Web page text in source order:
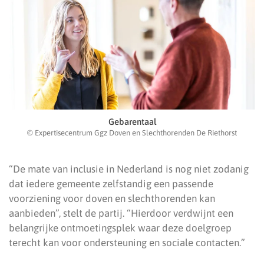
Gebarentaal
© Expertisecentrum Ggz Doven en Slechthorenden De Riethorst
“De mate van inclusie in Nederland is nog niet zodanig
dat iedere gemeente zelfstandig een passende
voorziening voor doven en slechthorenden kan
aanbieden”, stelt de partij. “Hierdoor verdwijnt een
belangrijke ontmoetingsplek waar deze doelgroep
terecht kan voor ondersteuning en sociale contacten.”